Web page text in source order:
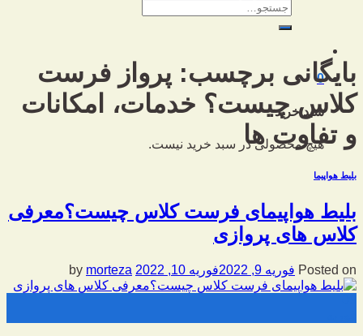
0
سبد خرید
هیچ محصولی در سبد خرید نیست.
بایگانی برچسب: پرواز فرست
کلاس چیست؟ خدمات، امکانات
و تفاوت ها
بلیط هواپیما
بلیط هواپیمای فرست کلاس چیست؟معرفی
کلاس های پروازی
Posted on فوریه 9, 2022 فوریه 10, 2022 morteza